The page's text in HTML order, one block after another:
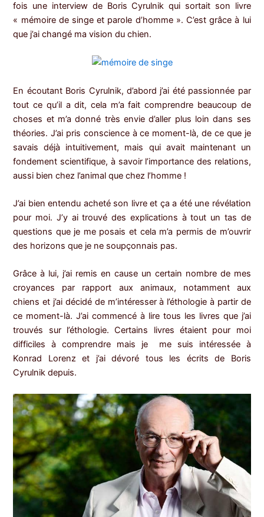
fois une interview de Boris Cyrulnik qui sortait son livre
« mémoire de singe et parole d’homme ». C’est grâce à lui
que j’ai changé ma vision du chien.
En écoutant Boris Cyrulnik, d’abord j’ai été passionnée par
tout ce qu’il a dit, cela m’a fait comprendre beaucoup de
choses et m’a donné très envie d’aller plus loin dans ses
théories. J’ai pris conscience à ce moment-là, de ce que je
savais déjà intuitivement, mais qui avait maintenant un
fondement scientifique, à savoir l’importance des relations,
aussi bien chez l’animal que chez l’homme !
J’ai bien entendu acheté son livre et ça a été une révélation
pour moi. J’y ai trouvé des explications à tout un tas de
questions que je me posais et cela m’a permis de m’ouvrir
des horizons que je ne soupçonnais pas.
Grâce à lui, j’ai remis en cause un certain nombre de mes
croyances par rapport aux animaux, notamment aux
chiens et j’ai décidé de m’intéresser à l’éthologie à partir de
ce moment-là. J’ai commencé à lire tous les livres que j’ai
trouvés sur l’éthologie. Certains livres étaient pour moi
difficiles à comprendre mais je me suis intéressée à
Konrad Lorenz et j’ai dévoré tous les écrits de Boris
Cyrulnik depuis.